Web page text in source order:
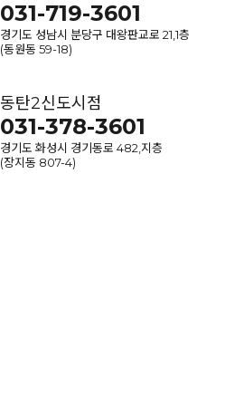
031-719-3601
경기도 성남시 분당구 대왕판교로 21,1층
(동원동 59-18)
동탄2신도시점
031-378-3601
경기도 화성시 경기동로 482,지층
(장지동 807-4)